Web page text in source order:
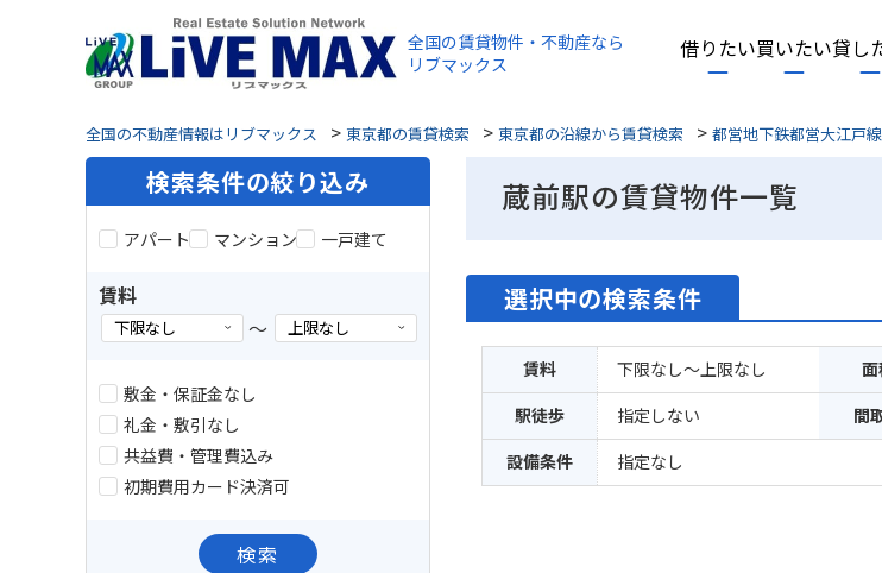
全国の賃貸物件・不動産なら
リブマックス
借りたい買いたい貸し
全国の不動産情報はリブマックス > 東京都の賃貸検索 > 東京都の沿線から賃貸検索 > 都営地下鉄都営大江戸
蔵前駅の賃貸物件一覧
選択中の検索条件
賃料 下限なし～上限なし
駅徒歩
指定しない 間
設備条件
指定なし
検索条件の絞り込み
アパート マンション 一戸建て
賃料
～
敷金・保証金なし
礼金・敷引なし
共益費・管理費込み
初期費用カード決済可
検索